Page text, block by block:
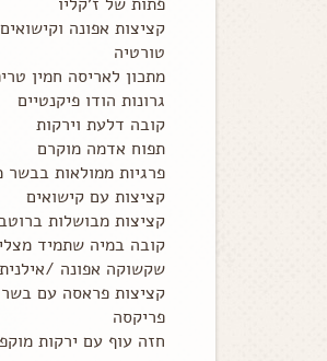
קציצות אפונה וקישואים
טורטיה
מתכון לאריסה חמין
גרונות הודו פיקנטיים
קובה דלעת וירקות
תפוח אדמה מוקרם
פרגיות ממולאות בבשר מס' 5 טחון/סיון
קציצות עם קישואים
קציצות מבושלות
קובה במיה שתמיד
שקשוקה אפונה /אילנית
קציצות פראסה עם בשר
פריקסה
חזה עוף עם ירקות